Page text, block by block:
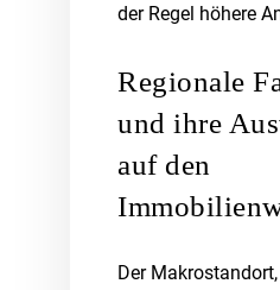
der Regel höhere
Regionale
und ihre
auf den
Der